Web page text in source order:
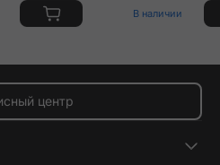
В наличии
центр